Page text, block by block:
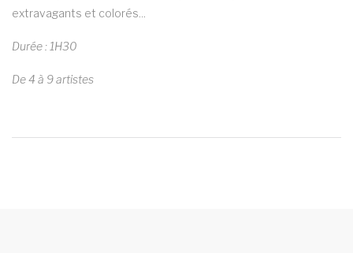
extravagants et colorés...
Durée : 1H30
De 4 à 9 artistes